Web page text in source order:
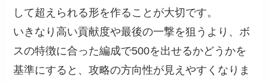
して超えられる形を作ることが大切です。
いきなり高い貢献度や最後の一撃を狙うより、ボ
スの特徴に合った編成で500を出せるかどうかを
基準にすると、攻略の方向性が見えやすくなりま